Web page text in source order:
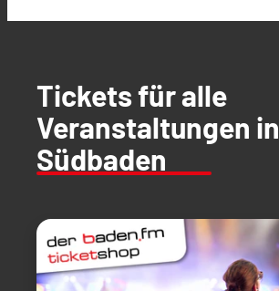
Tickets für alle
Veranstaltungen in
Südbaden